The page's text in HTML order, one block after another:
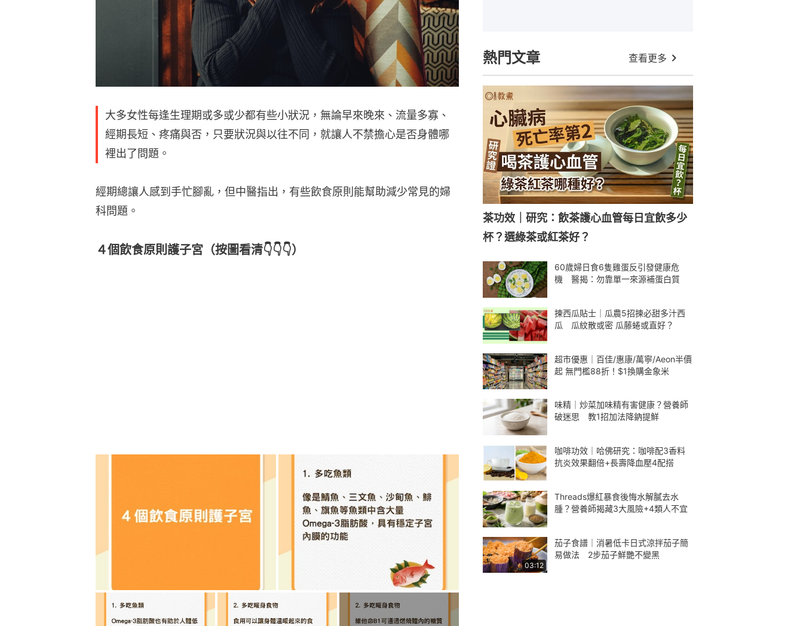
大多女性每逢生理期或多或少都有些小狀況，無論早來晚來、流量多寡、
經期長短、疼痛與否，只要狀況與以往不同，就讓人不禁擔心是否身體哪
裡出了問題。
經期總讓人感到手忙腳亂，但中醫指出，有些飲食原則能幫助減少常見的婦
科問題。
４個飲食原則護子宮（按圖看清👇👇👇）
熱門文章 查看更多
茶功效｜研究：飲茶護心血管每日宜飲多少
杯？選綠茶或紅茶好？
60歲婦日食6隻雞蛋反引發健康危
機 醫揭：勿靠單一來源補蛋白質
揀西瓜貼士｜瓜農5招揀必甜多汁西
瓜 瓜紋散或密 瓜藤蜷或直好？
超市優惠｜百佳/惠康/萬寧/Aeon半價
起 無門檻88折！$1換購金象米
味精｜炒菜加味精有害健康？營養師
破迷思 教1招加法降鈉提鮮
咖啡功效｜哈佛研究：咖啡配3香料
抗炎效果翻倍+長壽降血壓4配搭
Threads爆紅暴食後悔水解膩去水
腫？營養師揭藏3大風險+4類人不宜
03:12
茄子食譜｜消暑低卡日式涼拌茄子簡
易做法 2步茄子鮮艷不變黑